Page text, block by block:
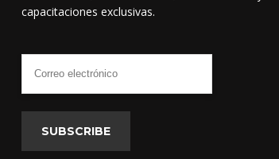
capacitaciones exclusivas.
SUBSCRIBE